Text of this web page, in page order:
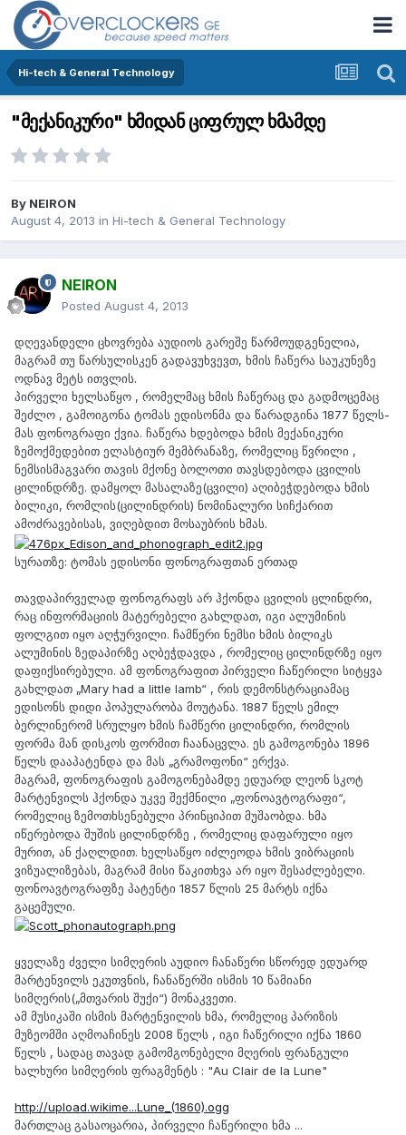
Hi-tech & General Technology
"მექანიკური" ხმიდან ციფრულ ხმამდე
By NEIRON
August 4, 2013 in Hi-tech & General Technology
NEIRON
Posted August 4, 2013
დღევანდელი ცხოვრება აუდიოს გარეშე წარმოუდგენელია,
მაგრამ თუ წარსულისკენ გადავუხვევთ, ხმის ჩაწერა საუკუნეზე
ოდნავ მეტს ითვლის.
პირველი ხელსაწყო , რომელმაც ხმის ჩაწერაც და გადმოცემაც
შეძლო , გამოიგონა ტომას ედისონმა და წარადგინა 1877 წელს-
მას ფონოგრაფი ქვია. ჩაწერა ხდებოდა ხმის მექანიკური
ზემოქმედებით ელასტიურ მემბრანაზე, რომელიც წვრილი ,
ნემსისმაგვარი თავის მქონე ბოლოთი თავსდებოდა ცვილის
ცილინდრზე. დამყოლ მასალაზე(ცვილი) აღიბეჭდებოდა ხმის
ბილიკი, რომლის(ცილინდრის) ნომინალური სიჩქარით
ამოძრავებისას, ვიღებდით მოსაუბრის ხმას.
სურათზე: ტომას ედისონი ფონოგრაფთან ერთად
თავდაპირველად ფონოგრაფს არ ჰქონდა ცვილის ცლინდრი,
რაც ინფორმაციის მატერებელი გახლდათ, იგი ალუმინის
ფოლგით იყო აღჭურვილი. ჩამწერი ნემსი ხმის ბილიკს
ალუმინის ზედაპირზე აღბეჭდავდა , რომელიც ცილინდრზე იყო
დაფიქსირებული. ამ ფონოგრაფით პირველი ჩაწერილი სიტყვა
გახლდათ „Mary had a little lamb“ , რის დემონსტრაციამაც
ედისონს დიდი პოპულარობა მოუტანა. 1887 წელს ემილ
ბერლინერომ სრულყო ხმის ჩამწერი ცილინდრი, რომლის
ფორმა მან დისკოს ფორმით ჩაანაცვლა. ეს გამოგონება 1896
წელს დააპატენდა და მას „გრამოფონი“ ერქვა.
მაგრამ, ფონოგრაფის გამოგონებამდე ედუარდ ლეონ სკოტ
მარტენვილს ჰქონდა უკვე შექმნილი „ფონოავტოგრაფი“,
რომელიც ზემოთხსენებული პრინციპით მუშაობდა. ხმა
იწერებოდა შუშის ცილინდრზე , რომელიც დაფარული იყო
მურით, ან ქაღლდით. ხელსაწყო იძლეოდა ხმის ვიბრაციის
ვიზუალიზებას, მაგრამ მისი წაკითხვა არ იყო შესაძლებელი.
ფონოავტოგრაფზე პატენტი 1857 წლის 25 მარტს იქნა
გაცემული.
ყველაზე ძველი სიმღერის აუდიო ჩანაწერი სწორედ ედუარდ
მარტენვილს ეკუთვნის, ჩანაწერში ისმის 10 წამიანი
სიმღერის(„მთვარის შუქი“) მონაკვეთი.
ამ მუსიკაში ისმის მარტენვილის ხმა, რომელიც პარიზის
მუზეომში აღმოაჩინეს 2008 წელს , იგი ჩაწერილი იქნა 1860
წელს , სადაც თავად გამომგონებელი მღერის ფრანგული
ხალხური სიმღერის ფრაგმენტს : "Au Clair de la Lune"
http://upload.wikime...Lune_(1860).ogg
მართლაც გასაოცარია, პირველი ჩაწერილი ხმა ...